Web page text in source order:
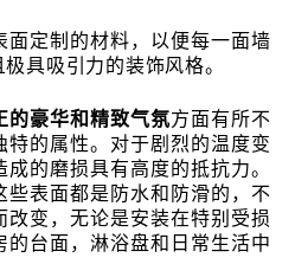
面定制的材料，以便每一面墙
具吸引力的装饰风格。
的豪华和精致气氛方面有所不
特的属性。对于剧烈的温度变
的磨损具有高度的抵抗力。
些表面都是防水和防滑的，不
改变，无论是安装在特别受损
的台面，淋浴盘和日常生活中